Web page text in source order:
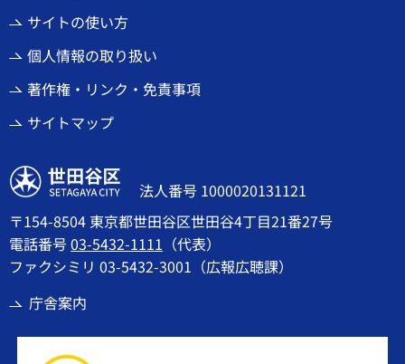
サイトの使い方
個人情報の取り扱い
著作権・リンク・免責事項
サイトマップ
世田谷区
法人番号 1000020131121
〒154-8504 東京都世田谷区世田谷4丁目21番27号
電話番号03-5432-1111 （代表）
ファクシミリ 03-5432-3001（広報広聴課）
庁舎案内